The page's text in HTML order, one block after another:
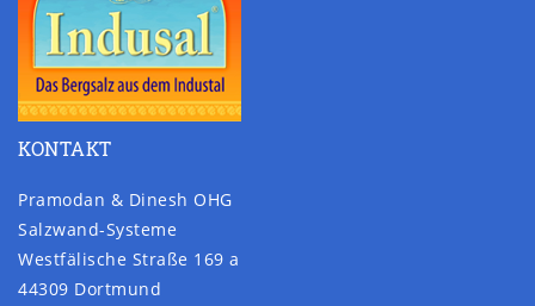
KONTAKT
Pramodan & Dinesh OHG
Salzwand-Systeme
Westfälische Straße 169 a
44309 Dortmund